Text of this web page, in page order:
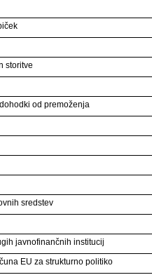
storitve
od premoženja
sredstev
javnofinančnih institucij
EU za strukturno politiko